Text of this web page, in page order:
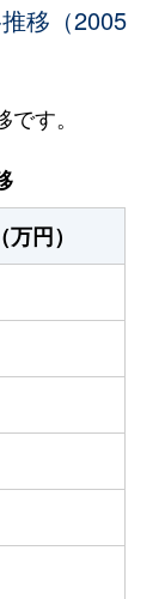
移（2005
す。
円）